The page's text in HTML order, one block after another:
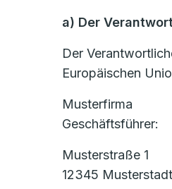
a) Der
Der
Europäischen
Musterfirma
Geschäftsführer:
Musterstraße 1
12345 Musterstadt